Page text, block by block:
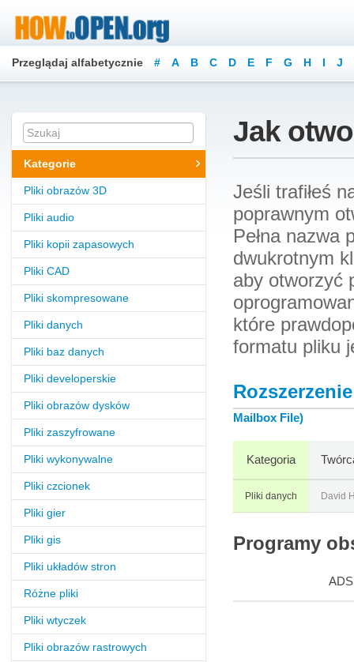
Przeglądaj alfabetycznie # A B C D E F G H I J
Kategorie
Pliki obrazów 3D
Pliki audio
Pliki kopii zapasowych
Pliki CAD
Pliki skompresowane
Pliki danych
Pliki baz danych
Pliki developerskie
Pliki obrazów dysków
Pliki zaszyfrowane
Pliki wykonywalne
Pliki czcionek
Pliki gier
Pliki gis
Pliki układów stron
Różne pliki
Pliki wtyczek
Pliki obrazów rastrowych
Jak
Jeśli trafiłeś
poprawnym
Pełna nazwa
dwukrotnym
aby otworzyć
które
formatu pliku
Mailbox File)
Kategoria
Pliki danych David
Programy
ADS